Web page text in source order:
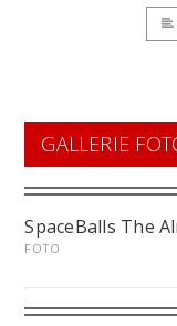
GALLERIE
SpaceBalls The
FOTO